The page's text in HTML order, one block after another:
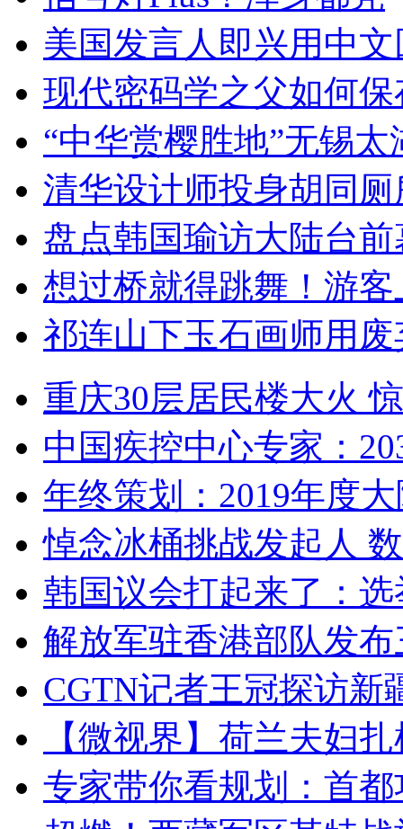
美国发言人即兴用中
现代密码学之父如何
“中华赏樱胜地”无锡
清华设计师投身胡同
盘点韩国瑜访大陆台
想过桥就得跳舞！游客
祁连山下玉石画师用
重庆30层居民楼大火
中国疾控中心专家：
年终策划：2019年度
悼念冰桶挑战发起人
韩国议会打起来了：
解放军驻香港部队发
CGTN记者王冠探访新
【微视界】荷兰夫妇
专家带你看规划：首